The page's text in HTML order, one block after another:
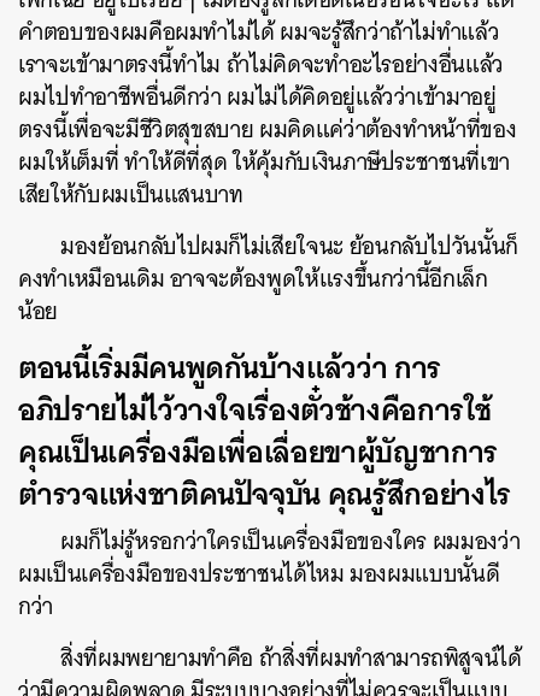
คำตอบของผมคือผมทำไม่ได้ ผมจะรู้สึกว่าถ้าไม่ทำแล้ว
เราจะเข้ามาตรงนี้ทำไม ถ้าไม่คิดจะทำอะไรอย่างอื่นแล้ว
ผมไปทำอาชีพอื่นดีกว่า ผมไม่ได้คิดอยู่แล้วว่าเข้ามาอยู่
ตรงนี้เพื่อจะมีชีวิตสุขสบาย ผมคิดแค่ว่าต้องทำหน้าที่ของ
ผมให้เต็มที่ ทำให้ดีที่สุด ให้คุ้มกับเงินภาษีประชาชนที่เขา
เสียให้กับผมเป็นแสนบาท
มองย้อนกลับไปผมก็ไม่เสียใจนะ ย้อนกลับไปวันนั้นก็
คงทำเหมือนเดิม อาจจะต้องพูดให้แรงขึ้นกว่านี้อีกเล็ก
น้อย
ตอนนี้เริ่มมีคนพูดกันบ้างแล้วว่า การ
อภิปรายไม่ไว้วางใจเรื่องตั๋วช้างคือการใช้
คุณเป็นเครื่องมือเพื่อเลื่อยขาผู้บัญชาการ
ตำรวจแห่งชาติคนปัจจุบัน คุณรู้สึกอย่างไร
ผมก็ไม่รู้หรอกว่าใครเป็นเครื่องมือของใคร ผมมองว่า
ผมเป็นเครื่องมือของประชาชนได้ไหม มองผมแบบนั้นดี
กว่า
สิ่งที่ผมพยายามทำคือ ถ้าสิ่งที่ผมทำสามารถพิสูจน์ได้